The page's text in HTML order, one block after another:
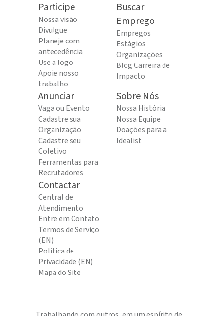
Participe
Nossa visão
Divulgue
Planeje com
antecedência
Use a logo
Apoie nosso
trabalho
Buscar
Emprego
Empregos
Estágios
Organizações
Blog Carreira de
Impacto
Anunciar
Vaga ou Evento
Cadastre sua
Organização
Cadastre seu
Coletivo
Ferramentas para
Recrutadores
Sobre Nós
Nossa História
Nossa Equipe
Doações para a
Idealist
Contactar
Central de
Atendimento
Entre em Contato
Termos de Serviço
(EN)
Política de
Privacidade (EN)
Mapa do Site